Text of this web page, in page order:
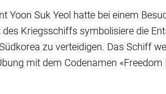
Yoon Suk Yeol hatte bei einem
Kriegsschiffs symbolisiere die
zu verteidigen. Das Schiff
mit dem Codenamen «Freedom